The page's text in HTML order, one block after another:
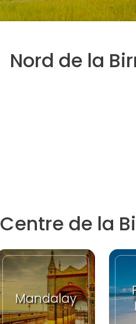
Nord de la
Centre de la
Mandalay